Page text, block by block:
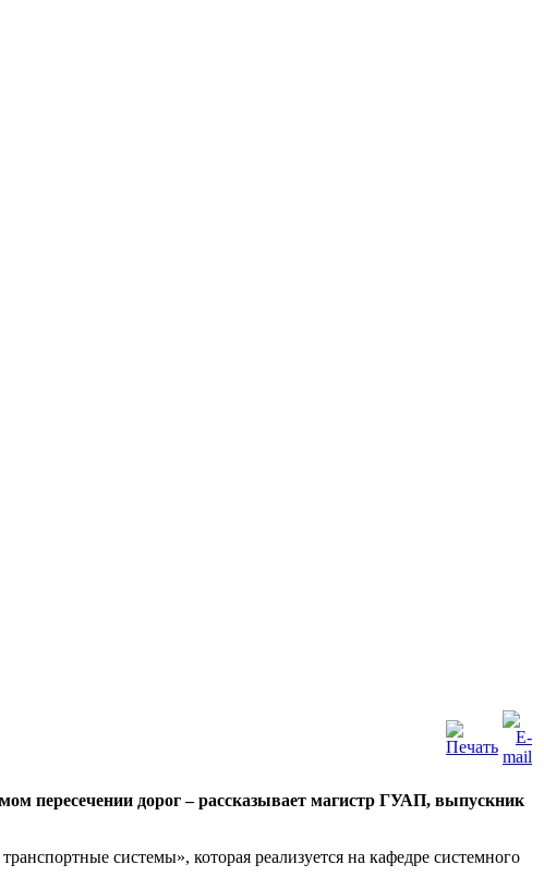
пересечении дорог – рассказывает магистр ГУАП, выпускник
системы», которая реализуется на кафедре системного